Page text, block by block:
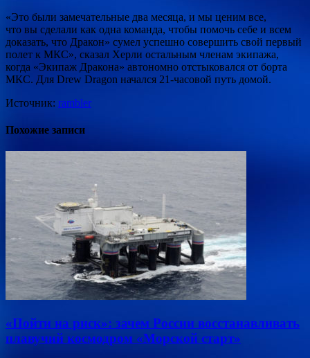
«Это были замечательные два месяца, и мы ценим все,
что вы сделали как одна команда, чтобы помочь себе и всем
доказать, что Дракон» сумел успешно совершить свой первый
полет к МКС», сказал Херли остальным членам экипажа,
когда «Экипаж Дракона» автономно отстыковался от борта
МКС. Для Drew Dragon начался 21-часовой путь домой.
Источник: rambler
Похожие записи
«Пойти на риск»: зачем России восстанавливать
плавучий космодром «Морской старт»